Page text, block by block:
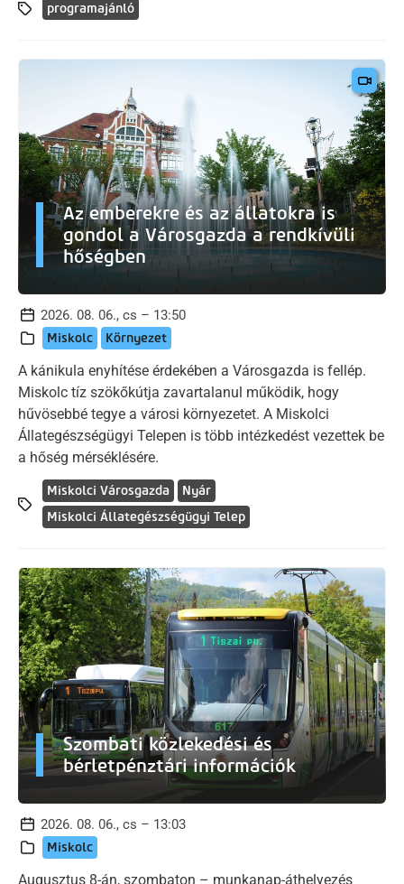
programajánló
Az emberekre és az állatokra is
gondol a Városgazda a rendkívüli
hőségben
2026. 08. 06., cs – 13:50
Miskolc Környezet
A kánikula enyhítése érdekében a Városgazda is fellép.
Miskolc tíz szökőkútja zavartalanul működik, hogy
hűvösebbé tegye a városi környezetet. A Miskolci
Állategészségügyi Telepen is több intézkedést vezettek be
a hőség mérséklésére.
Miskolci Városgazda
Nyár
Miskolci Állategészségügyi Telep
Szombati közlekedési és
bérletpénztári információk
2026. 08. 06., cs – 13:03
Miskolc
Augusztus 8-án, szombaton – munkanap-áthelyezés